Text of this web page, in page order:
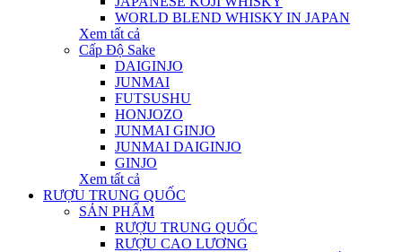
WORLD BLEND WHISKY IN JAPAN
Xem tất cả
Cấp Độ Sake
DAIGINJO
JUNMAI
FUTSUSHU
HONJOZO
JUNMAI GINJO
JUNMAI DAIGINJO
GINJO
Xem tất cả
RƯỢU TRUNG QUỐC
SẢN PHẨM
RƯỢU TRUNG QUỐC
RƯỢU CAO LƯƠNG